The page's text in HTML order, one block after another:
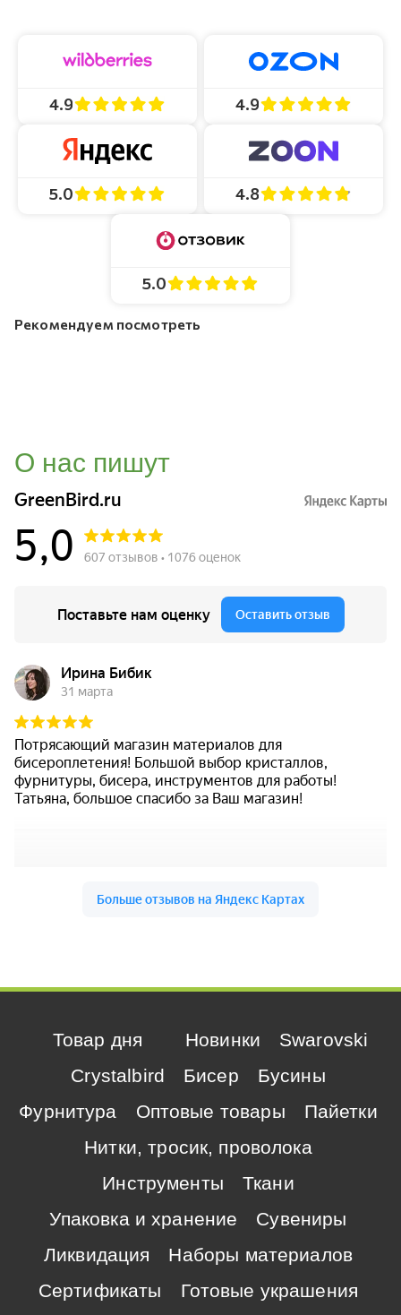
4.9 4.9
5.0 4.8
5.0
Рекомендуем посмотреть
О нас пишут
Товар дня Новинки
Swarovski
Crystalbird
Бисер
Бусины
Фурнитура
Оптовые товары
Пайетки
Нитки, тросик, проволока
Инструменты
Ткани
Упаковка и хранение
Сувениры
Ликвидация
Наборы материалов
Сертификаты
Готовые украшения